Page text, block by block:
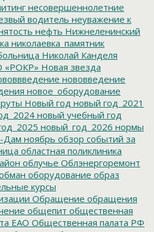
несовершеннолетние
водитель неуважение к
нефть Нижнеленинский
николаевка_памятник
Николай Канделя
«РОКР» Новая звезда
нововведение
новое_оборудование
Новый год новый год_2021
новый учебный год
новый_год_2026 нормы
Дам ноябрь обзор событий за
областная поликлиника
облучье Облэнергоремонт
оборудование образ
курсы
Обращение обращения
общепит общественная
ЕАО Общественная палата РФ